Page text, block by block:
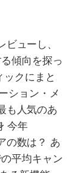
ューし、
傾向を探っ
ックにまと
ション・メ
も人気のあ
今年
の数は？ あ
平均キャン